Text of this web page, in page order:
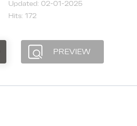
Updated: 02-01-2025
Hits: 172
PREVIEW